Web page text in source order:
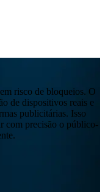
risco de bloqueios. O
de dispositivos reais e
publicitárias. Isso
com precisão o público-